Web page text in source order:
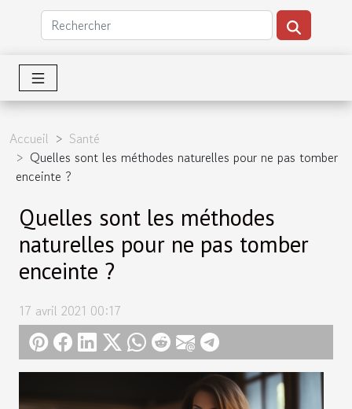
Accueil
Santé
Quelles sont les méthodes naturelles pour ne pas tomber
enceinte ?
Quelles sont les méthodes
naturelles pour ne pas tomber
enceinte ?
17 avril 2021 00:17